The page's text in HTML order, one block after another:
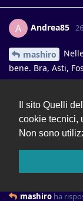
Il sito Quelli
cookie tecnici,
Non sono
A Andrea85
mashiro
bene. Bra, Asti,
Genoasi 26
Solo Juve?
mashiro ha